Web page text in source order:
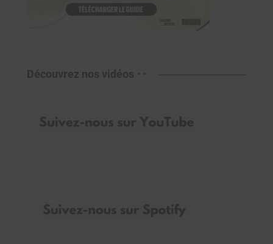
Découvrez nos vidéos